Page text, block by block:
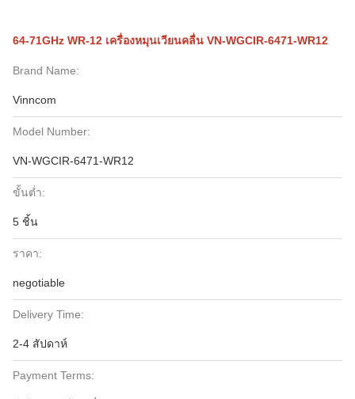
64-71GHz WR-12 เครื่องหมุนเวียนคลื่น VN-WGCIR-6471-WR12
Brand Name:
Vinncom
Model Number:
VN-WGCIR-6471-WR12
ขั้นต่ำ:
5 ชิ้น
ราคา:
negotiable
Delivery Time:
2-4 สัปดาห์
Payment Terms: